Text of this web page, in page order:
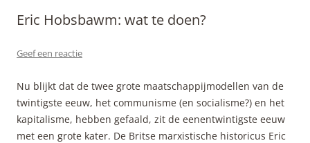
Eric Hobsbawm: wat te doen?
Geef een reactie
Nu blijkt dat de twee grote maatschappijmodellen van de
twintigste eeuw, het communisme (en socialisme?) en het
kapitalisme, hebben gefaald, zit de eenentwintigste eeuw
met een grote kater. De Britse marxistische historicus Eric